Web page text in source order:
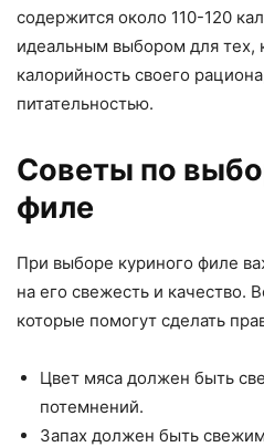
содержится около 110-120
идеальным выбором для тех,
калорийность своего
питательностью.
Советы по
филе
При выборе куриного филе
на его свежесть и качество.
которые помогут сделать
Цвет мяса должен быть
потемнений.
Запах должен быть